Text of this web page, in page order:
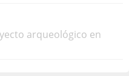
arqueológico en